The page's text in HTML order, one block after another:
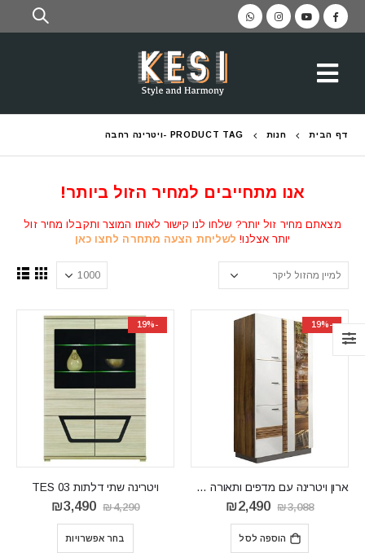
דף הבית חנות PRODUCT TAG - ויטרינה רחבה
אנו מתחייבים למחיר הזול ביותר!
מצאתם מחיר זול יותר? שלחו לנו קישור לאותו המוצר ותקבלו מחיר זול
יותר אצלנו! לשליחת הצעה מתחרה לחצו כאן
-19%
ארון ויטרינה עם מדפים ותאורה דגם Val Gardena VG2
₪3,088
המחיר
המקורי
היה:
₪3,088.
₪2,490
הוספה לסל
-19%
ויטרינה שתי דלתות TES 03
₪4,290
המחיר
המקורי
₪4,290.
₪3,490
בחר אפשרויות